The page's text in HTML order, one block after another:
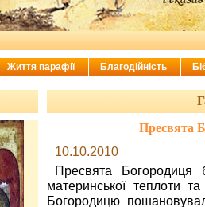
Пресвята
10.10.2010
Пресвята Богородиця
материнської теплоти
Богородицю
Життя парафії Благодійність